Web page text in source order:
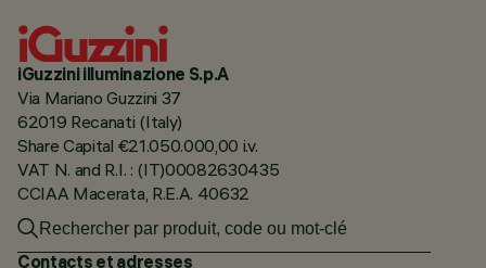
iGuzzini illuminazione S.p.A
Via Mariano Guzzini 37
62019 Recanati (Italy)
Share Capital €21.050.000,00 i.v.
VAT N. and R.I. : (IT)00082630435
CCIAA Macerata, R.E.A. 40632
Contacts et adresses